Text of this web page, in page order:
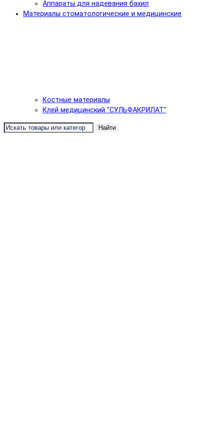
Аппараты для надевания бахил
Материалы стоматологические и медицинские
Костные материалы
Клей медицинский "СУЛЬФАКРИЛАТ"
Найти